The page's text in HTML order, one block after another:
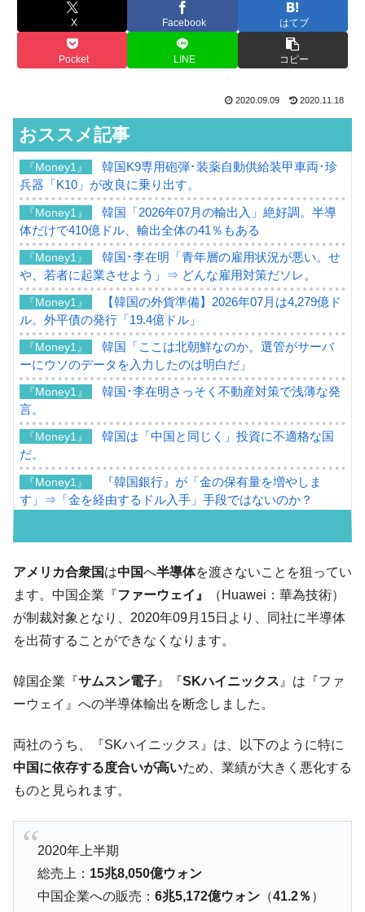
X Facebook はてブ
Pocket LINE コピー
2020.09.09 2020.11.18
おススメ記事
『Money1』
韓国K9専用砲弾･装薬自動供給装甲車両･珍
兵器「K10」が改良に乗り出す。
『Money1』
韓国「2026年07月の輸出入」絶好調。半導
体だけで410億ドル、輸出全体の41％もある
『Money1』
韓国･李在明「青年層の雇用状況が悪い。せ
や、若者に起業させよう」⇒ どんな雇用対策だソレ。
『Money1』
【韓国の外貨準備】2026年07月は4,279億ド
ル。外平債の発行「19.4億ドル」
『Money1』
韓国「ここは北朝鮮なのか。選管がサーバ
ーにウソのデータを入力したのは明白だ」
『Money1』
韓国･李在明さっそく不動産対策で浅薄な発
言。
『Money1』
韓国は「中国と同じく」投資に不適格な国
だ。
『Money1』
『韓国銀行』が「金の保有量を増やしま
す」⇒「金を経由するドル入手」手段ではないのか？
ル」まで拡大 ⇒ 海外資金の動きに強く左右される状態
『Money1』
韓国･帰ってきた李在明。李在明を支持しな
い「50.5％」に上昇
『Money1』
韓国大統領府ボンクラ政策室長が告発され
た ⇒ 国家が行った恐るべき株価操作であり、空前の国政壟
断
『Money1』
韓国･警察職員が「丸刈りになって抗議活
動」
国の過剰生産が世界を蝕む。
『Money1』
韓国製造業「半導体絶好調」のウラで他業
種は全般的「不調」⇒ PSIが示す現況は決して良くない。
ン』1人当たり賠償10万ウォンを認定 ⇒ 総額3兆7,000億
『Money1』 韓国で猛暑。南東部では干ばつ
『Money1』
「KDDX」1番艦、2032年竣工と公示
アメリカ合衆国は中国へ半導体を渡さないことを狙ってい
ます。中国企業『ファーウェイ』
（Huawei：華為技術）
が制裁対象となり、2020年09月15日より、同社に半導体
を出荷することができなくなります。
韓国企業『サムスン電子 』『SKハイニックス 』は『ファ
ーウェイ』への半導体輸出を断念しました。
両社のうち、『SKハイニックス』は、以下のように特に
中国に依存する度合いが高いため、業績が大きく悪化する
ものと見られます。
2020年上半期
総売上： 15兆8,050億ウォン
中国企業への販売： 6兆5,172億ウォン（41.2％ ）